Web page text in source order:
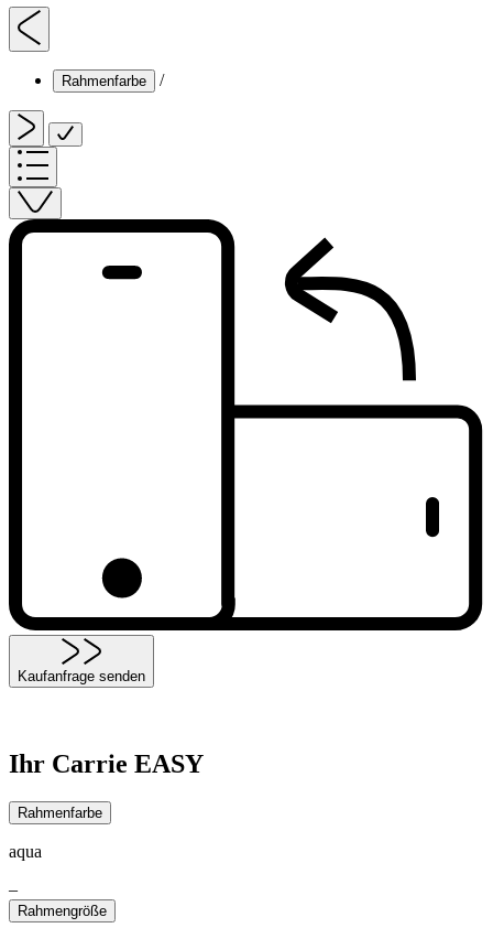
Rahmenfarbe /
Kaufanfrage senden
Ihr Carrie EASY
Rahmenfarbe
aqua
–
Rahmengröße